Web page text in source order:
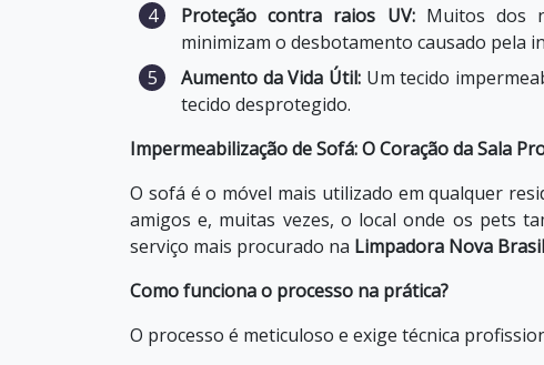
Proteção contra raios UV:Muitos dos
minimizam o desbotamento causado pela
Aumento da Vida Útil:Um tecido
tecido desprotegido.
Impermeabilização de Sofá: O Coração da Sala
O sofá é o móvel mais utilizado em qualquer
amigos e, muitas vezes, o local onde os pets
serviço mais procurado na Limpadora Nova Brasil
Como funciona o processo na prática?
O processo é meticuloso e exige técnica